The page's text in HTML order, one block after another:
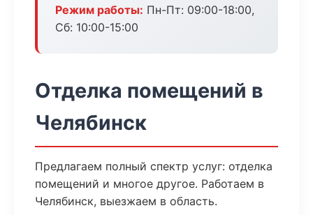
Режим работы: Пн-Пт: 09:00-18:00,
Сб: 10:00-15:00
Отделка помещений в
Челябинск
Предлагаем полный спектр услуг: отделка
помещений и многое другое. Работаем в
Челябинск, выезжаем в область.